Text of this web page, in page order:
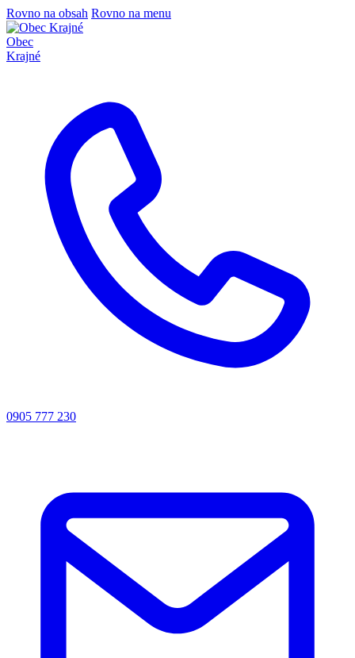
Rovno na obsah Rovno na menu
Obec
Krajné
0905 777 230